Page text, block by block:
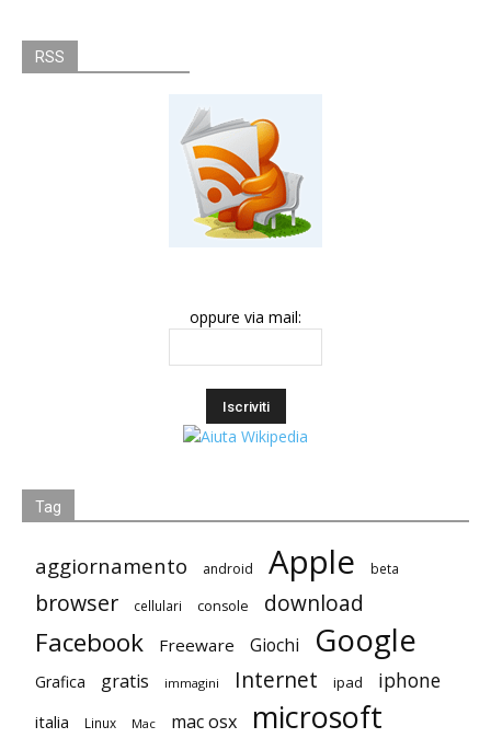
RSS
oppure via mail:
Tag
aggiornamento android Apple beta
browser cellulari console download
Facebook Freeware Giochi Google
Grafica gratis immagini Internet ipad iphone
italia Linux Mac mac osx microsoft